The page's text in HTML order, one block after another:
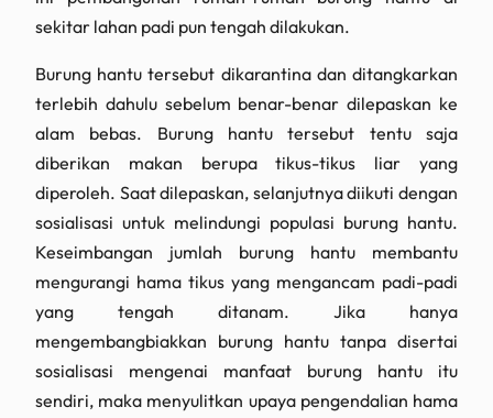
sekitar lahan padi pun tengah dilakukan.
Burung hantu tersebut dikarantina dan ditangkarkan
terlebih dahulu sebelum benar-benar dilepaskan ke
alam bebas. Burung hantu tersebut tentu saja
diberikan makan berupa tikus-tikus liar yang
diperoleh. Saat dilepaskan, selanjutnya diikuti dengan
sosialisasi untuk melindungi populasi burung hantu.
Keseimbangan jumlah burung hantu membantu
mengurangi hama tikus yang mengancam padi-padi
yang tengah ditanam. Jika hanya
mengembangbiakkan burung hantu tanpa disertai
sosialisasi mengenai manfaat burung hantu itu
sendiri, maka menyulitkan upaya pengendalian hama